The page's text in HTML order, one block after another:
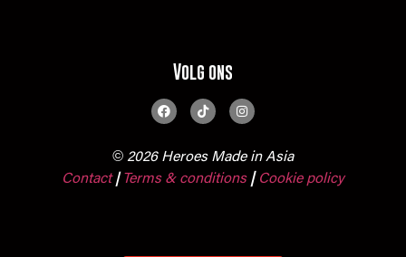
Volg ons
© 2026 Heroes Made in Asia
Contact | Terms & conditions | Cookie policy